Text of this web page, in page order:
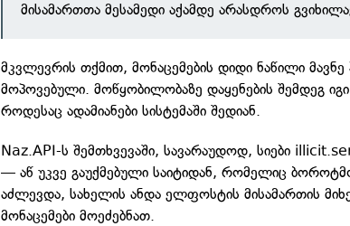
მისამართთა მესამედი აქამდე არასდროს
მკვლევრის თქმით, მონაცემების დიდი ნაწილი
მოპოვებული. მოწყობილობაზე დაყენების შემდეგ იგი
როდესაც ადამიანები სისტემაში შედიან.
Naz.API-ს შემთხვევაში, სავარაუდოდ, სიები
— აწ უკვე გაუქმებული საიტიდან, რომელიც
აძლევდა, სახელის ანდა ელფოსტის მისამართის
მონაცემები მოეძებნათ.